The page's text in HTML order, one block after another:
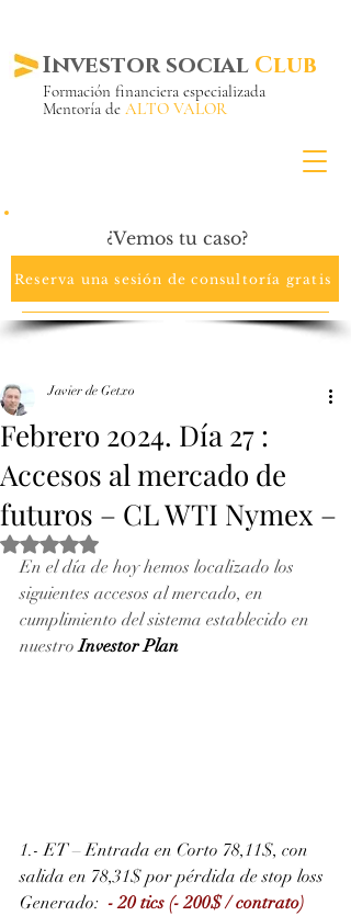
Investor social Club
Formación financiera especializada
Mentoría de ALTO VALOR
¿Vemos tu caso?
Reserva una sesión de consultoría gratis
Febrero 2024. Día 27 :
Accesos al mercado de
futuros – CL WTI Nymex –
Javier de Getxo
Obtuvo NaN de 5 estrellas.
En el día de hoy hemos localizado los
siguientes accesos al mercado, en
cumplimiento del sistema establecido en
nuestro Investor Plan
1.- ET – Entrada en Corto 78,11$, con
salida en 78,31$ por pérdida de stop loss
Generado: - 20 tics (- 200$ / contrato)